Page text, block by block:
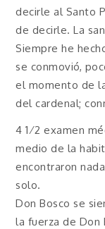
decirle al Santo
de decirle. La
Siempre he
se conmovió,
el momento de
del cardenal;
4 1⁄2 examen
medio de la
encontraron
solo.
Don Bosco se
la fuerza de Don